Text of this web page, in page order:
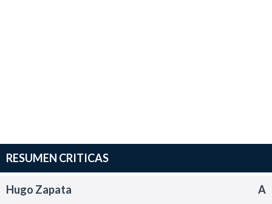
RESUMEN CRITICAS
Hugo Zapata A